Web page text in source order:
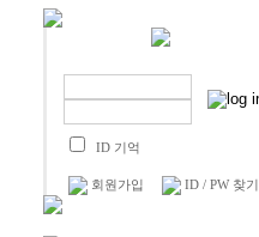
ID 기억
회원가입 ID / PW 찾기